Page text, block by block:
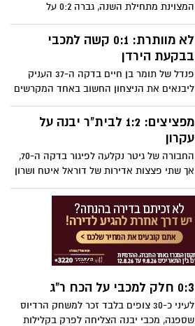
המצוינת מתחילת השנה, גברה 0:2 על
המוליכה ערב המחזור ונותרה מושלמת.
שערים מאוחרים של אמיר בנישו ואברהם גטה
קבעו את תוצאת המשחק
לא מוותרת: 0:1 קשה למכבי
בבקעת הירדן
פנדל של תומר בן חיים בדקה ה-37 העניק
ליבנאים את הניצחון החשוב באחד המקרשים
הקשים והלא ראויים שיש בליגה א' דרום. "זה
משחק שהיינו צריכים לסמן בו וי", אמרו
במועדון
מפציצים: 1:2 לבית"ר יבנה על
עקרון
החבורה של גיטר נקלעה לפיגור בדקה ה-70,
אך שתי פצצות אדירות של דוראל איטח ושרון
זוזוט העניקו לבית"ר את ניצחונה השני ברצף
ופתיחת עונה מושלמת
0:3 חלק למכבי על הכח ר"ג
לעיני כ-30 צופים בלבד זכר למשחק הרדיוס
שספגה, מכבי יבנה הצליחה לפרק בקלילות